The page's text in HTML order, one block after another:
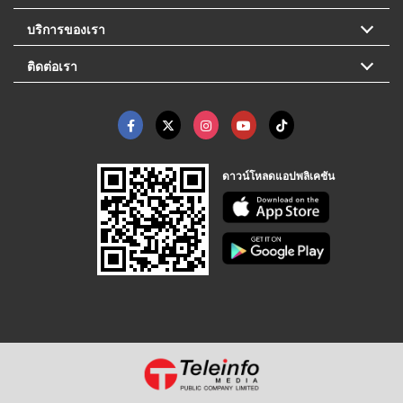
บริการของเรา
ติดต่อเรา
ดาวน์โหลดแอปพลิเคชัน